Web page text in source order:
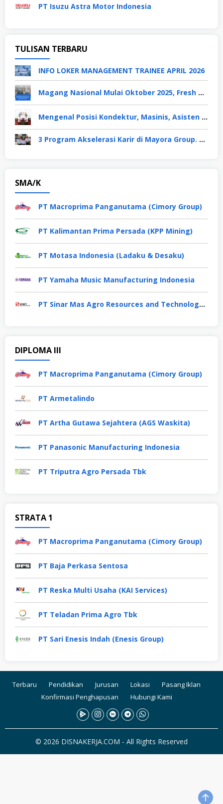
PT Isuzu Astra Motor Indonesia
TULISAN TERBARU
INFO LOKER MANAGEMENT TRAINEE APRIL 2026
Magang Nasional Mulai Oktober 2025, Fresh Graduate Dapat Gaji UMP Selama 6 Bulan
Mengenal Posisi Kondektur, Masinis, Asisten PPKA, Pemeliharaan Sarana dan Prasarana, Polsuska (Polisi Khusus Kereta Api), di PT KAI
3 Program Akselerasi Karir di Mayora Group. Apa Saja? Berikut Penjelasannya
SMA/K
PT Macroprima Panganutama (Cimory Group)
PT Kalimantan Prima Persada (KPP Mining)
PT Motasa Indonesia (Ladaku & Desaku)
PT Yamaha Music Manufacturing Indonesia
PT Sinar Mas Agro Resources and Technology Tbk
DIPLOMA III
PT Macroprima Panganutama (Cimory Group)
PT Armetalindo
PT Artha Gutawa Sejahtera (AGS Waskita)
PT Panasonic Manufacturing Indonesia
PT Triputra Agro Persada Tbk
STRATA 1
PT Macroprima Panganutama (Cimory Group)
PT Baja Perkasa Sentosa
PT Reska Multi Usaha (KAI Services)
PT Teladan Prima Agro Tbk
PT Sari Enesis Indah (Enesis Group)
Terbaru Pendidikan Jurusan Lokasi
Pasang Iklan
Konfirmasi Penghapusan
Hubungi Kami
© 2026 DISNAKERJA.COM - All Rights Reserved